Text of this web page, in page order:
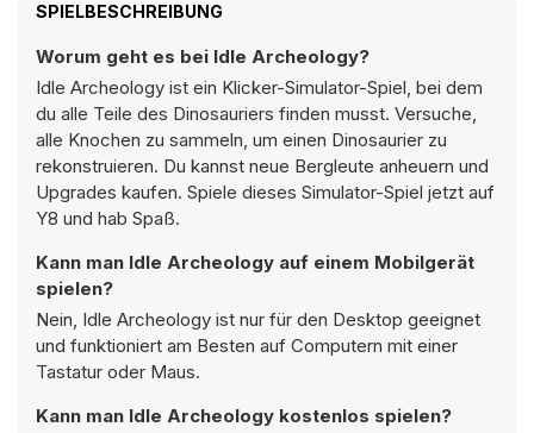
SPIELBESCHREIBUNG
Worum geht es bei Idle Archeology?
Idle Archeology ist ein Klicker-Simulator-Spiel, bei dem
du alle Teile des Dinosauriers finden musst. Versuche,
alle Knochen zu sammeln, um einen Dinosaurier zu
rekonstruieren. Du kannst neue Bergleute anheuern und
Upgrades kaufen. Spiele dieses Simulator-Spiel jetzt auf
Y8 und hab Spaß.
Kann man Idle Archeology auf einem Mobilgerät
spielen?
Nein, Idle Archeology ist nur für den Desktop geeignet
und funktioniert am Besten auf Computern mit einer
Tastatur oder Maus.
Kann man Idle Archeology kostenlos spielen?